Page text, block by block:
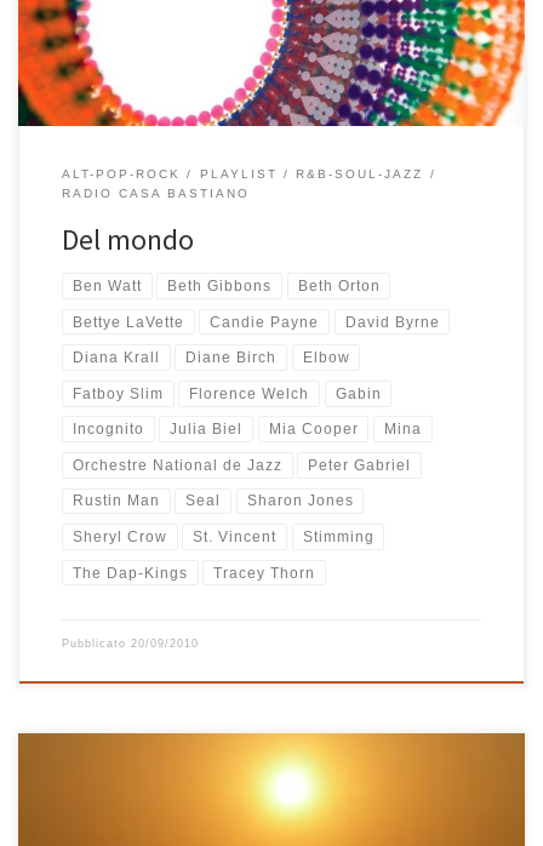
cantano Peter Gabriel […]
ALT-POP-ROCK PLAYLIST
R&B-SOUL-JAZZ
RADIO CASA BASTIANO
Del mondo
Ben Watt Beth Gibbons Beth Orton
Bettye LaVette Candie Payne David Byrne
Diana Krall Diane Birch Elbow
Fatboy Slim Florence Welch Gabin
Incognito Julia Biel Mia Cooper Mina
Orchestre National de Jazz Peter Gabriel
Rustin Man Seal Sharon Jones
Sheryl Crow St. Vincent Stimming
The Dap-Kings Tracey Thorn
Pubblicato 20/09/2010